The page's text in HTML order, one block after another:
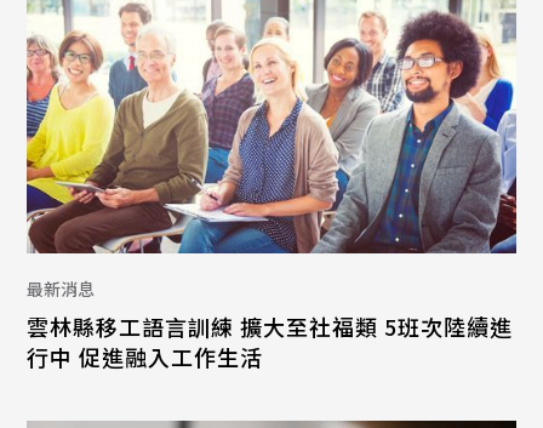
最新消息
雲林縣移工語言訓練 擴大至社福類 5班次陸續進
行中 促進融入工作生活